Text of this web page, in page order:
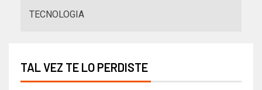
TECNOLOGIA
TAL VEZ TE LO PERDISTE